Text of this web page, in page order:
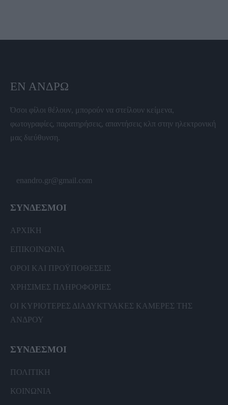
ΕΝ ΆΝΔΡΩ
Όσοι φίλοι θέλουν, μπορούν να στείλουν κείμενα,
φωτογραφίες, παρατηρήσεις, απαντήσεις κλπ στην ηλεκτρονική
μας διεύθυνση.
enandro.gr@gmail.com
ΣΥΝΔΕΣΜΟΙ
ΑΡΧΙΚΗ
ΕΠΙΚΟΙΝΩΝΙΑ
ΟΡΟΙ ΚΑΙ ΠΡΟΫΠΟΘΕΣΕΙΣ
ΧΡΗΣΙΜΕΣ ΠΛΗΡΟΦΟΡΙΕΣ
ΟΙ ΚΥΡΙΟΤΕΡΕΣ ΔΙΑΔΥΚΤΥΑΚΕΣ ΚΑΜΕΡΕΣ ΤΗΣ
ΑΝΔΡΟΥ
ΣΥΝΔΕΣΜΟΙ
ΠΟΛΙΤΙΚΗ
ΚΟΙΝΩΝΙΑ